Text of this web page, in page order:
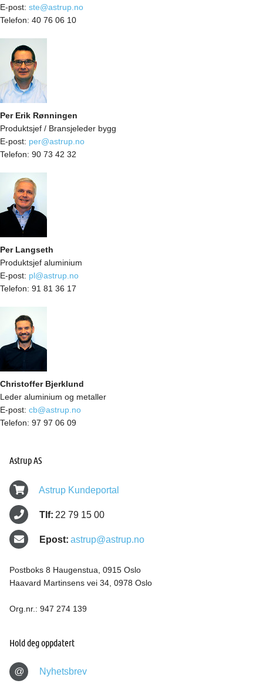
E-post: ste@astrup.no
Telefon: 40 76 06 10
Per Erik Rønningen
Produktsjef / Bransjeleder bygg
E-post: per@astrup.no
Telefon: 90 73 42 32
Per Langseth
Produktsjef aluminium
E-post: pl@astrup.no
Telefon: 91 81 36 17
Christoffer Bjerklund
Leder aluminium og metaller
E-post: cb@astrup.no
Telefon: 97 97 06 09
Astrup AS
Astrup Kundeportal
Tlf: 22 79 15 00
Epost: astrup@astrup.no
Postboks 8 Haugenstua, 0915 Oslo
Haavard Martinsens vei 34, 0978 Oslo
Org.nr.: 947 274 139
Hold deg oppdatert
@ Nyhetsbrev